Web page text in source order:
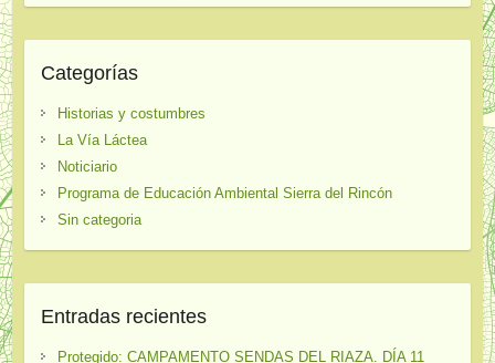
Categorías
Historias y costumbres
La Vía Láctea
Noticiario
Programa de Educación Ambiental Sierra del Rincón
Sin categoria
Entradas recientes
Protegido: CAMPAMENTO SENDAS DEL RIAZA. DÍA 11